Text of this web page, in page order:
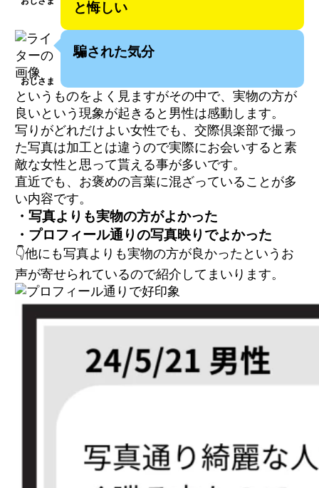
と悔しい
おじさま
騙された気分
というものをよく見ますがその中で、実物の方が
良いという現象が起きると男性は感動します。
写りがどれだけよい女性でも、交際倶楽部で撮っ
た写真は加工とは違うので実際にお会いすると素
敵な女性と思って貰える事が多いです。
直近でも、お褒めの言葉に混ざっていることが多
い内容です。
・写真よりも実物の方がよかった
・プロフィール通りの写真映りでよかった
👇他にも写真よりも実物の方が良かったというお
声が寄せられているので紹介してまいります。